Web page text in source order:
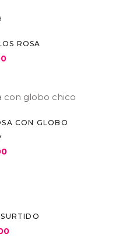
ROSA
CON GLOBO